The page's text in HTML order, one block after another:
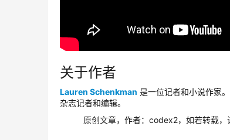
关于作者
Lauren Schenkman 是一位记者和小说作家
杂志记者和编辑。
原创文章，作者：codex2，如若转载